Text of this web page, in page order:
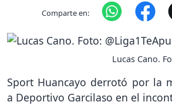
Comparte en:
Lucas Cano.
Sport Huancayo derrotó por la
a Deportivo Garcilaso en el